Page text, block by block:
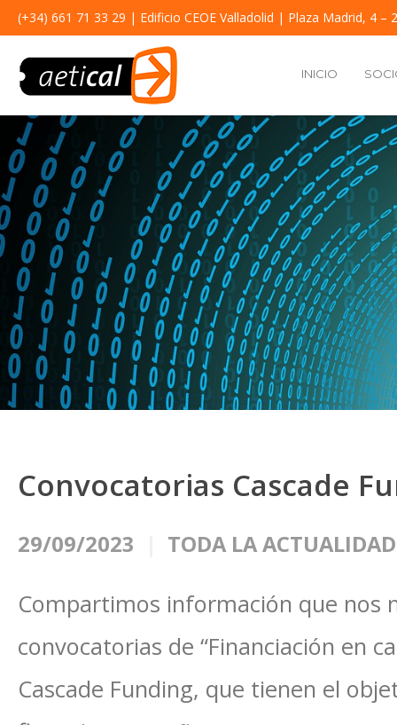
(+34) 661 71 33 29 | Edificio CEOE Valladolid | Plaza Madrid, 4 –
INICIO
Convocatorias Cascade
29/09/2023 TODA LA ACTUALIDAD
Compartimos información que nos
convocatorias de “Financiación en
Cascade Funding, que tienen el